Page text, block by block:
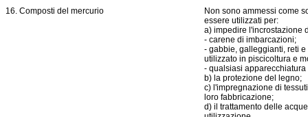
16. Composti del mercurio
Non sono ammessi come
essere utilizzati per:
a) impedire l'incrostazione
- carene di imbarcazioni;
- gabbie, galleggianti, reti
utilizzato in piscicoltura e
- qualsiasi
b) la protezione del legno;
c) l'impregnazione di
loro fabbricazione;
d) il trattamento delle